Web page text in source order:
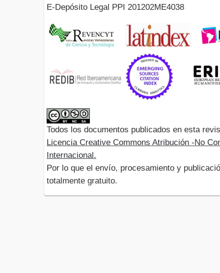
E-Depósito Legal PPI 201202ME4038
Todos los documentos publicados en esta
Licencia Creative Commons Atribución -No
Internacional.
Por lo que el envío, procesamiento y
totalmente gratuito.